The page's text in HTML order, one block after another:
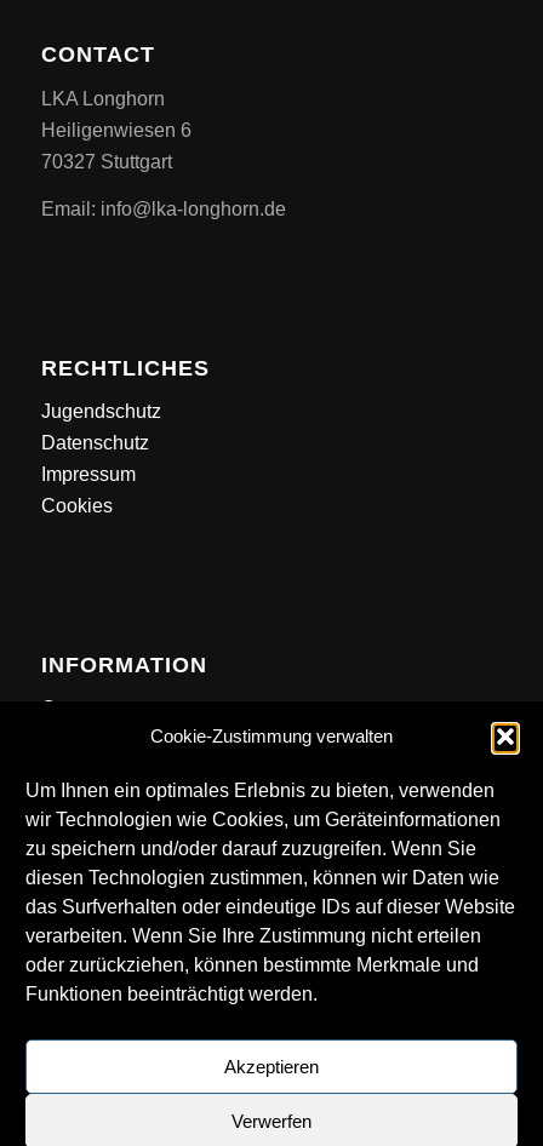
Cookie-Zustimmung verwalten
Um Ihnen ein optimales Erlebnis zu bieten, verwenden
wir Technologien wie Cookies, um Geräteinformationen
zu speichern und/oder darauf zuzugreifen. Wenn Sie
diesen Technologien zustimmen, können wir Daten wie
das Surfverhalten oder eindeutige IDs auf dieser Website
verarbeiten. Wenn Sie Ihre Zustimmung nicht erteilen
oder zurückziehen, können bestimmte Merkmale und
Funktionen beeinträchtigt werden.
Akzeptieren
Verwerfen
CONTACT
LKA Longhorn
Heiligenwiesen 6
70327 Stuttgart
Email: info@lka-longhorn.de
RECHTLICHES
Jugendschutz
Datenschutz
Impressum
Cookies
INFORMATION
Contact
DOWNLOADS
Technical Rider
LKA Logos
Getränkekarte